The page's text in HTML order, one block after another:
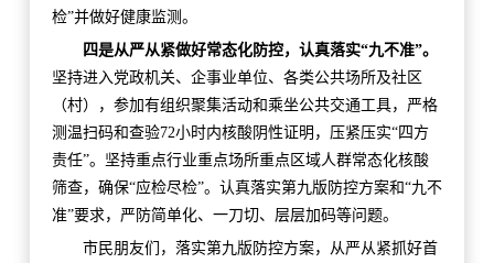
检”并做好健康监测。
四是从严从紧做好常态化防控，认真落实“九不准”。
坚持进入党政机关、企事业单位、各类公共场所及社区
（村），参加有组织聚集活动和乘坐公共交通工具，严格
测温扫码和查验72小时内核酸阴性证明，压紧压实“四方
责任”。坚持重点行业重点场所重点区域人群常态化核酸
筛查，确保“应检尽检”。认真落实第九版防控方案和“九不
准”要求，严防简单化、一刀切、层层加码等问题。
市民朋友们，落实第九版防控方案，从严从紧抓好首